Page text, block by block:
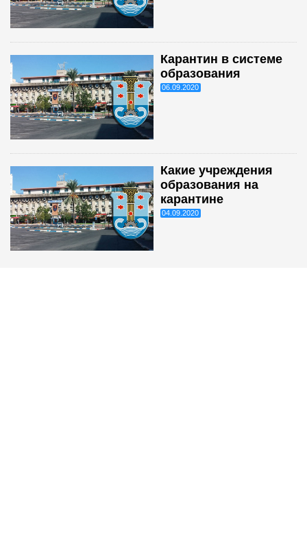
Карантин в системе
образования
06.09.2020
Какие учреждения
образования на
карантине
04.09.2020